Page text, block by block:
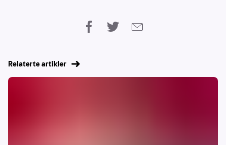
Relaterte artikler